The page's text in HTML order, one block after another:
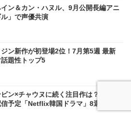
ン＆カン・ハヌル、9月公開長編アニ
」で声優共演
ン新作が初登場2位！7月第5週 最新
題性トップ5
ン×チャウヌに続く注目作は？2026
予定「Netflix韓国ドラマ」8選